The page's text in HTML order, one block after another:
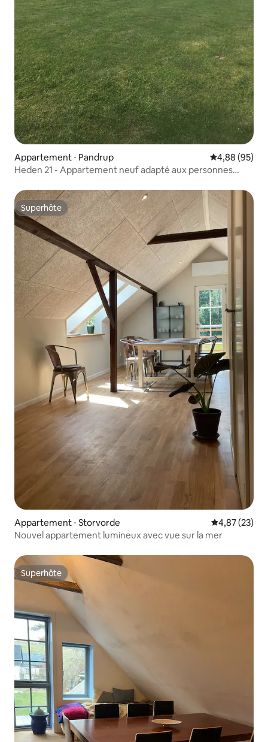
Appartement ⋅ Pandrup Évaluation
4,88 (95)
Heden 21 - Appartement neuf adapté aux personnes
Superhôte
Superhôte
Appartement ⋅ Storvorde Évaluation
4,87 (23)
Nouvel appartement lumineux avec vue sur la mer
Superhôte
Superhôte